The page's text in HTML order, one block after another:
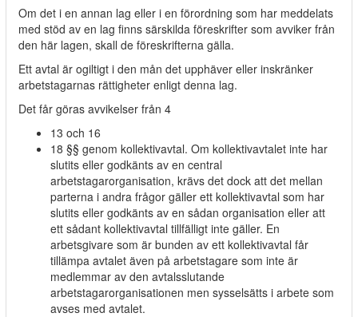
Om det i en annan lag eller i en förordning som har meddelats
med stöd av en lag finns särskilda föreskrifter som avviker från
den här lagen, skall de föreskrifterna gälla.
Ett avtal är ogiltigt i den mån det upphäver eller inskränker
arbetstagarnas rättigheter enligt denna lag.
Det får göras avvikelser från 4
13 och 16
18 §§ genom kollektivavtal. Om kollektivavtalet inte har
slutits eller godkänts av en central
arbetstagarorganisation, krävs det dock att det mellan
parterna i andra frågor gäller ett kollektivavtal som har
slutits eller godkänts av en sådan organisation eller att
ett sådant kollektivavtal tillfälligt inte gäller. En
arbetsgivare som är bunden av ett kollektivavtal får
tillämpa avtalet även på arbetstagare som inte är
medlemmar av den avtalsslutande
arbetstagarorganisationen men sysselsätts i arbete som
avses med avtalet.